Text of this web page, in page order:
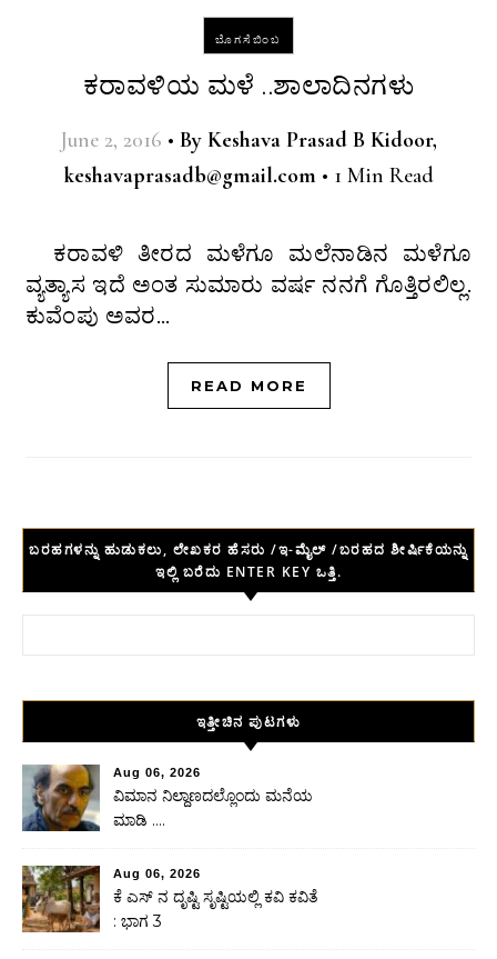
ಬೊಗಸೆಬಿಂಬ
ಕರಾವಳಿಯ ಮಳೆ ..ಶಾಲಾದಿನಗಳು
June 2, 2016 • By Keshava Prasad B Kidoor,
keshavaprasadb@gmail.com • 1 Min Read
ಕರಾವಳಿ ತೀರದ ಮಳೆಗೂ ಮಲೆನಾಡಿನ ಮಳೆಗೂ
ವ್ಯತ್ಯಾಸ ಇದೆ ಅಂತ ಸುಮಾರು ವರ್ಷ ನನಗೆ ಗೊತ್ತಿರಲಿಲ್ಲ.
ಕುವೆಂಪು ಅವರ…
READ MORE
ಬರಹಗಳನ್ನು ಹುಡುಕಲು, ಲೇಖಕರ ಹೆಸರು /ಇ-ಮೈಲ್ /ಬರಹದ ಶೀರ್ಷಿಕೆಯನ್ನು
ಇಲ್ಲಿ ಬರೆದು ENTER KEY ಒತ್ತಿ.
ಇತ್ತೀಚಿನ ಪುಟಗಳು
Aug 06, 2026
ವಿಮಾನ ನಿಲ್ದಾಣದಲ್ಲೊಂದು ಮನೆಯ
ಮಾಡಿ ….
Aug 06, 2026
ಕೆ ಎಸ್ ನ ದೃಷ್ಟಿ ಸೃಷ್ಟಿಯಲ್ಲಿ ಕವಿ ಕವಿತೆ
: ಭಾಗ 3